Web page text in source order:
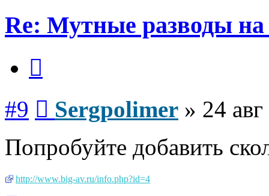
Re: Мутные разводы на
#9 Sergpolimer » 24
Попробуйте добавить
http://www.big-av.ru/info.php?id=4